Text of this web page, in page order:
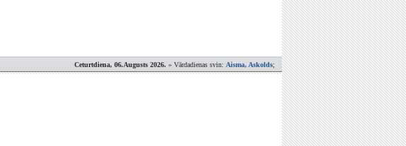
Ceturtdiena, 06.Augusts 2026. » Vārdadienas svin: Aisma, Askolds;